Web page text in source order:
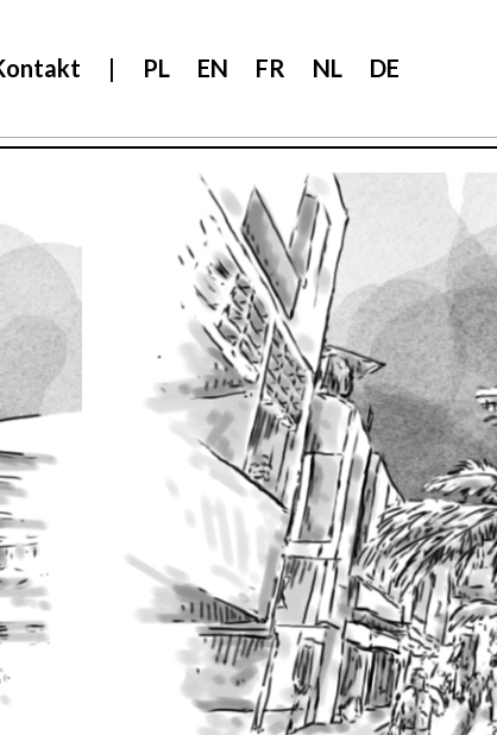
| PL EN FR NL DE